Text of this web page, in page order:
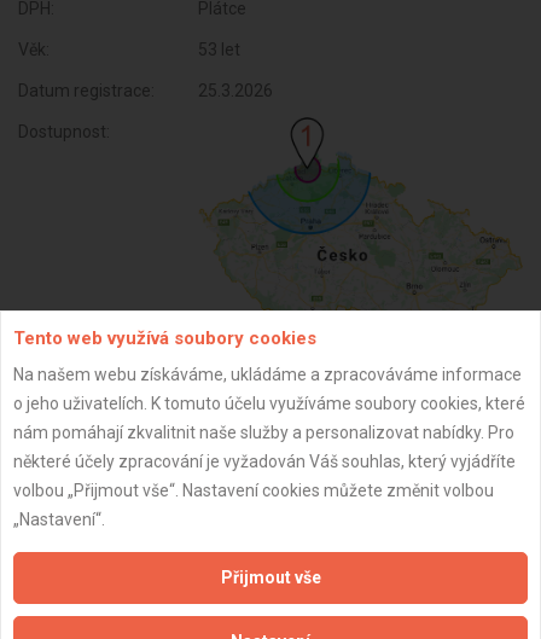
DPH: Plátce
Věk: 53 let
Datum registrace: 25.3.2026
Dostupnost:
ZPĚT
Aktualizováno z portálu ARES dne 25.03.2026 05:24:17
Tento web využívá soubory cookies
Na našem webu získáváme, ukládáme a zpracováváme informace
o jeho uživatelích. K tomuto účelu využíváme soubory cookies, které
nám pomáhají zkvalitnit naše služby a personalizovat nabídky. Pro
některé účely zpracování je vyžadován Váš souhlas, který vyjádříte
volbou „Přijmout vše“. Nastavení cookies můžete změnit volbou
„Nastavení“.
Přijmout vše